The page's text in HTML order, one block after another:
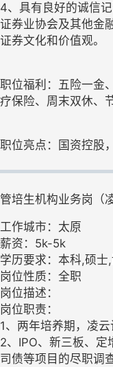
4、具有良好的诚信
证券业协会及其他金
证券文化和价值观。
职位福利：五险一金
疗保险、周末双休、
职位亮点：国资控股
管培生机构业务岗（
工作城市：太原
薪资：5k-5k
学历要求：本科,硕士
岗位性质：全职
岗位描述：
岗位职责：
1、两年培养期，凌云
2、IPO、新三板、定
司债等项目的尽职调